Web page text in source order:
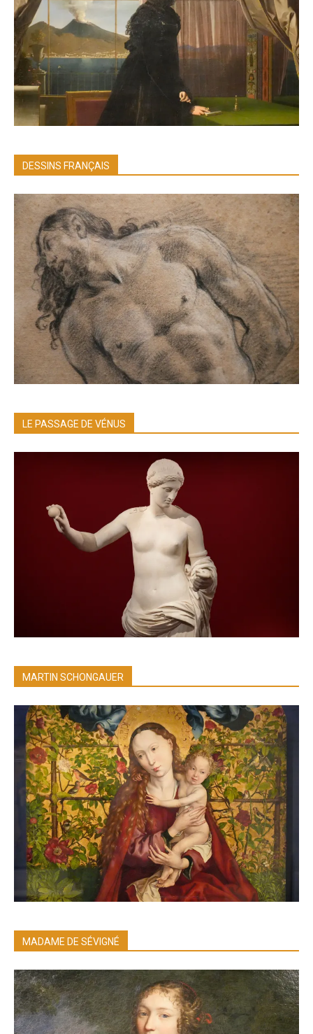
DESSINS FRANÇAIS
LE PASSAGE DE VÉNUS
MARTIN SCHONGAUER
MADAME DE SÉVIGNÉ